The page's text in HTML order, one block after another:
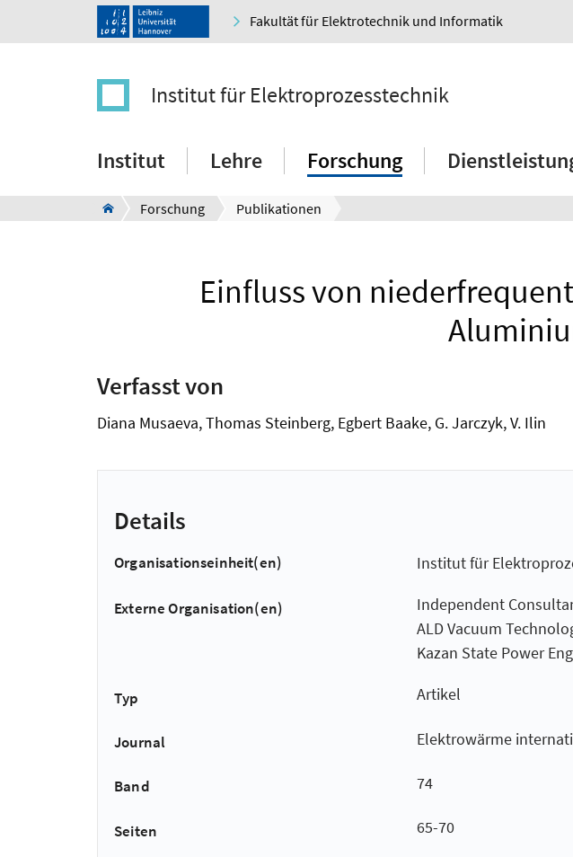
Fakultät für Elektrotechnik und Informatik
Institut für Elektroprozesstechnik
Institut Lehre Forschung
Forschung Publikationen
Einfluss von
Verfasst von
Diana Musaeva, Thomas Steinberg, Egbert Baake, G. Jarczyk, V. Ilin
Details
Organisationseinheit(en) Institut für
Externe Organisation(en)
Independent
ALD Vacuum
Kazan State Power
Typ Artikel
Journal Elektrowärme
Band 74
Seiten 65-70